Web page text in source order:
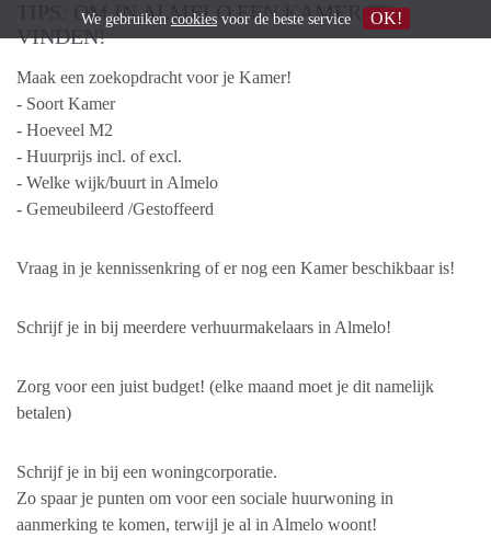
TIPS: OM IN ALMELO EEN KAMER TE
VINDEN!
Maak een zoekopdracht voor je Kamer!
- Soort Kamer
- Hoeveel M2
- Huurprijs incl. of excl.
- Welke wijk/buurt in Almelo
- Gemeubileerd /Gestoffeerd
Vraag in je kennissenkring of er nog een Kamer beschikbaar is!
Schrijf je in bij meerdere verhuurmakelaars in Almelo!
Zorg voor een juist budget! (elke maand moet je dit namelijk
betalen)
Schrijf je in bij een woningcorporatie.
Zo spaar je punten om voor een sociale huurwoning in
aanmerking te komen, terwijl je al in Almelo woont!
We gebruiken cookies voor de beste service OK!